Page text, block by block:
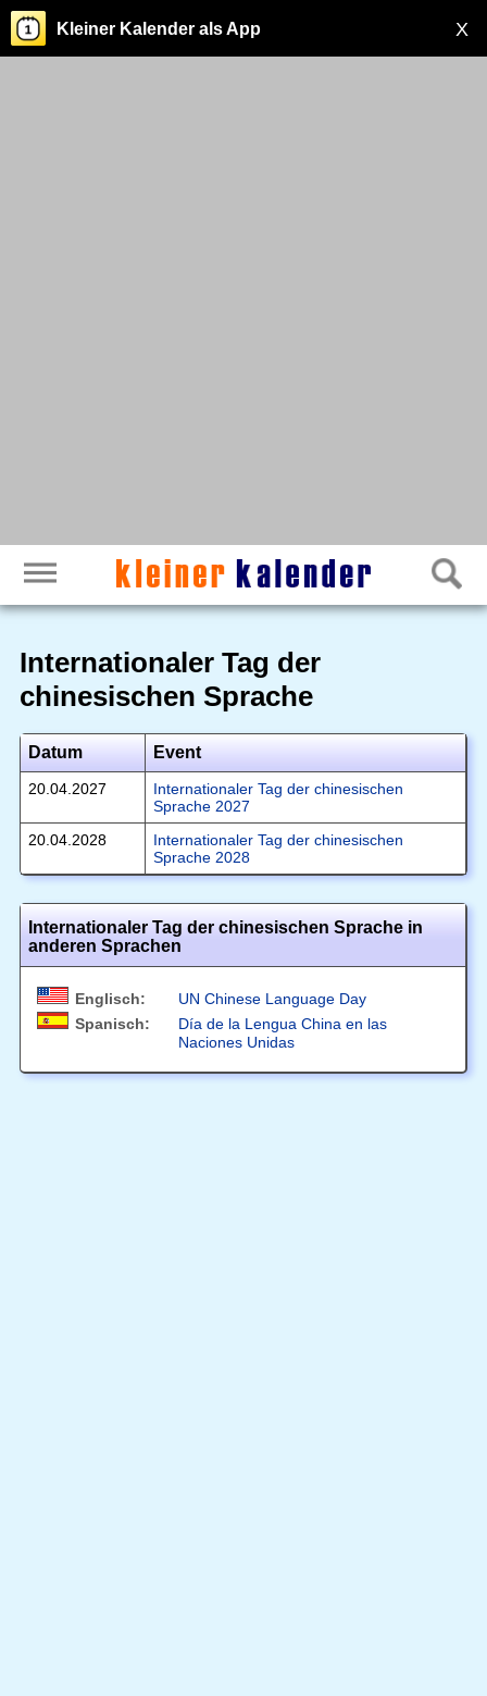
X
Kleiner Kalender als App
Internationaler Tag der
chinesischen Sprache
Datum Event
20.04.2027
Internationaler Tag der chinesischen
Sprache 2027
20.04.2028
Internationaler Tag der chinesischen
Sprache 2028
Internationaler Tag der chinesischen Sprache in
anderen Sprachen
Englisch:
UN Chinese Language Day
Spanisch:
Día de la Lengua China en las
Naciones Unidas